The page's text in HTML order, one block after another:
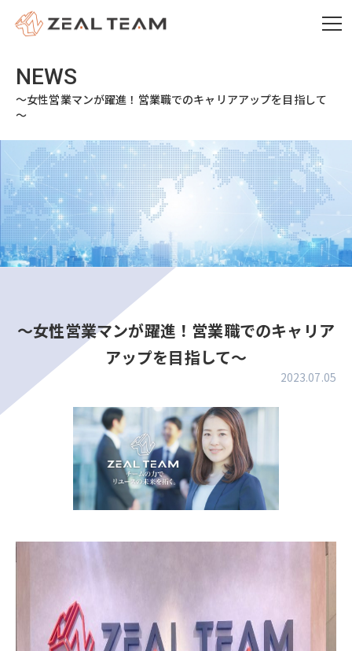
～女性営業マンが躍進！営業職でのキャリアアップを目指して
～
～女性営業マンが躍進！営業職でのキャリア
アップを目指して～
2023.07.05